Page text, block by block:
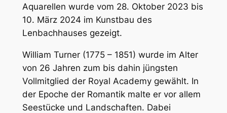
Aquarellen wurde vom 28. Oktober 2023 bis
10. März 2024 im Kunstbau des
Lenbachhauses gezeigt.
William Turner (1775 – 1851) wurde im Alter
von 26 Jahren zum bis dahin jüngsten
Vollmitglied der Royal Academy gewählt. In
der Epoche der Romantik malte er vor allem
Seestücke und Landschaften. Dabei